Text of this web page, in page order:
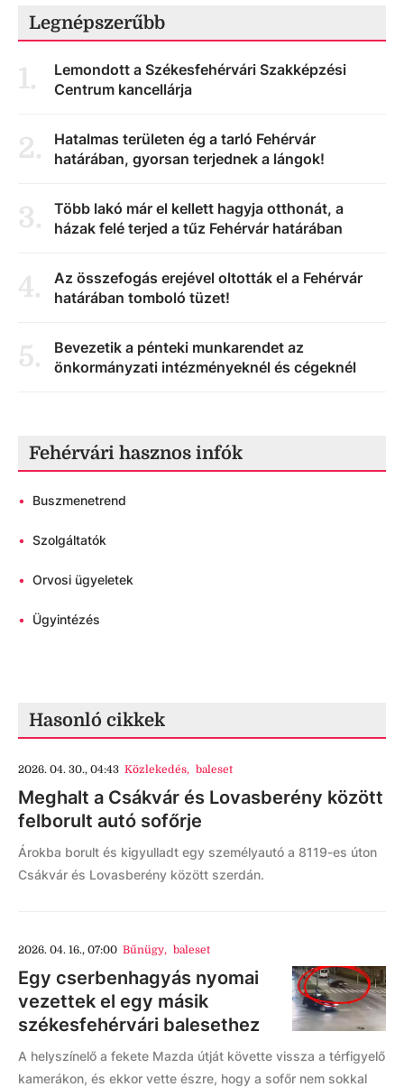
Legnépszerűbb
1.
Lemondott a Székesfehérvári Szakképzési
Centrum kancellárja
2.
Hatalmas területen ég a tarló Fehérvár
határában, gyorsan terjednek a lángok!
3.
Több lakó már el kellett hagyja otthonát, a
házak felé terjed a tűz Fehérvár határában
4.
Az összefogás erejével oltották el a Fehérvár
határában tomboló tüzet!
5.
Bevezetik a pénteki munkarendet az
önkormányzati intézményeknél és cégeknél
Fehérvári hasznos infók
• Buszmenetrend
• Szolgáltatók
• Orvosi ügyeletek
• Ügyintézés
Hasonló cikkek
2026. 04. 30., 04:43 Közlekedés, baleset
Meghalt a Csákvár és Lovasberény között
felborult autó sofőrje
Árokba borult és kigyulladt egy személyautó a 8119-es úton
Csákvár és Lovasberény között szerdán.
2026. 04. 16., 07:00 Bűnügy, baleset
Egy cserbenhagyás nyomai
vezettek el egy másik
székesfehérvári balesethez
A helyszínelő a fekete Mazda útját követte vissza a térfigyelő
kamerákon, és ekkor vette észre, hogy a sofőr nem sokkal